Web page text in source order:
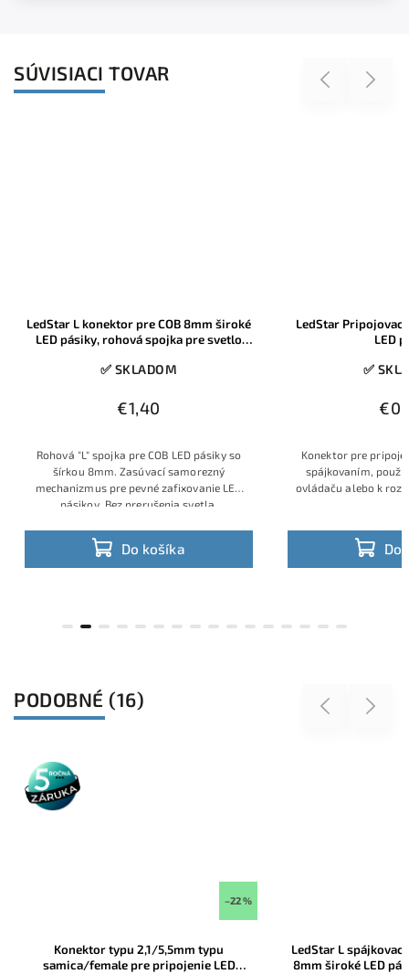
SÚVISIACI TOVAR Previous
LedStar L konektor pre COB 8mm široké
LED pásiky, rohová spojka pre svetlo
✅ SKLADOM
€1,40
Do košíka
Rohová "L" spojka pre COB LED pásiky so
šírkou 8mm. Zasúvací samorezný
mechanizmus pre pevné zafixovanie LED
pásikov. Bez prerušenia svetla.
LedStar
LED
✅
Do
Konektor pre
spájkovaním,
ovládaču alebo k
Next
PODOBNÉ (16) Previous
5 rokov
záruka
–22 %
Konektor typu 2,1/5,5mm typu
samica/female pre pripojenie LED
LedStar L
8mm široké LED
Next